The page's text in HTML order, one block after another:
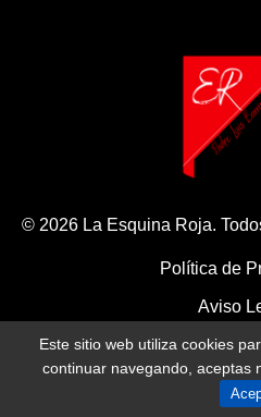
© 2026 La Esquina Roja.
Política de
Aviso
Política de
Este sitio web utiliza cookies
continuar navegando, aceptas